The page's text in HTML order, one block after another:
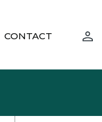
CONTACT